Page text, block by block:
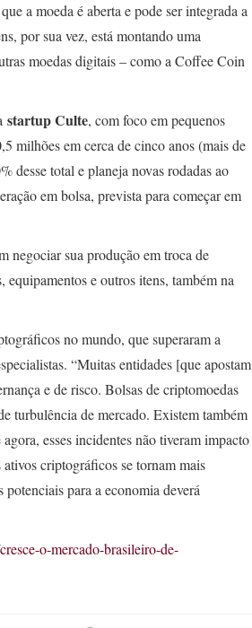
a moeda é aberta e pode ser integrada a
por sua vez, está montando uma
moedas digitais – como a Coffee Coin
startup Culte, com foco em pequenos
milhões em cerca de cinco anos (mais de
desse total e planeja novas rodadas ao
em bolsa, prevista para começar em
negociar sua produção em troca de
e outros itens, também na
no mundo, que superaram a
“Muitas entidades [que apostam
e de risco. Bolsas de criptomoedas
turbulência de mercado. Existem também
esses incidentes não tiveram impacto
criptográficos se tornam mais
para a economia deverá
o-mercado-brasileiro-de-